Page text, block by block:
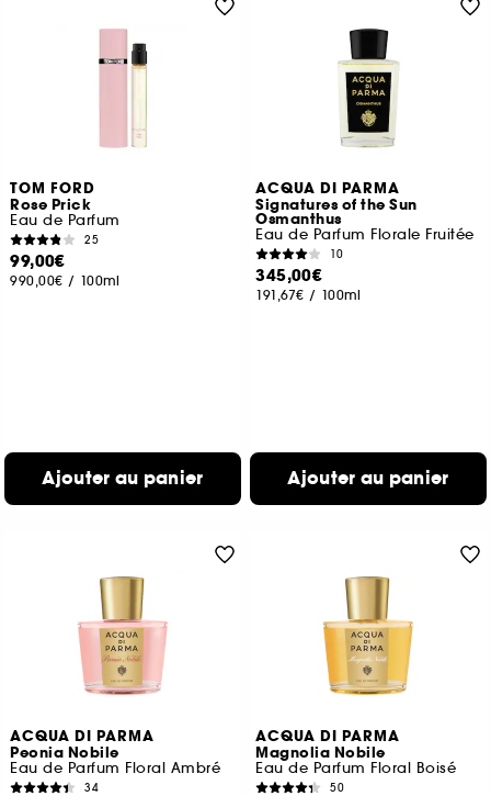
TOM FORD
Rose Prick
Eau de Parfum
25
99,00€
990,00€ / 100ml
Ajouter au panier
ACQUA DI PARMA
Signatures of the Sun
Osmanthus
Eau de Parfum Florale Fruitée
10
345,00€
191,67€ / 100ml
Ajouter au panier
ACQUA DI PARMA
Peonia Nobile
Eau de Parfum Floral Ambré
34
ACQUA DI PARMA
Magnolia Nobile
Eau de Parfum Floral Boisé
50